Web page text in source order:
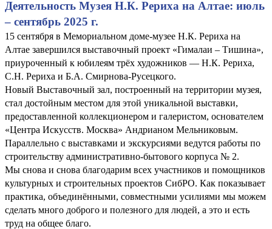
Деятельность Музея Н.К. Рериха на Алтае: июль
– сентябрь 2025 г.
15 сентября в Мемориальном доме-музее Н.К. Рериха на
Алтае завершился выставочный проект «Гималаи – Тишина»,
приуроченный к юбилеям трёх художников — Н.К. Рериха,
С.Н. Рериха и Б.А. Смирнова-Русецкого.
Новый Выставочный зал, построенный на территории музея,
стал достойным местом для этой уникальной выставки,
предоставленной коллекционером и галеристом, основателем
«Центра Искусств. Москва» Андрианом Мельниковым.
Параллельно с выставками и экскурсиями ведутся работы по
строительству административно-бытового корпуса № 2.
Мы снова и снова благодарим всех участников и помощников
культурных и строительных проектов СибРО. Как показывает
практика, объединёнными, совместными усилиями мы можем
сделать много доброго и полезного для людей, а это и есть
труд на общее благо.